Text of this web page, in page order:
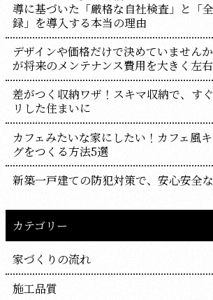
導に基づいた「厳格な自社検査」と「
録」を導入する本当の理由
デザインや価格だけで決めていませんか
が将来のメンテナンス費用を大きく左
差がつく収納ワザ！スキマ収納で、す
リした住まいに
カフェみたいな家にしたい！カフェ風
グをつくる方法5選
新築一戸建ての防犯対策で、安心安全
カテゴリー
家づくりの流れ
施工品質